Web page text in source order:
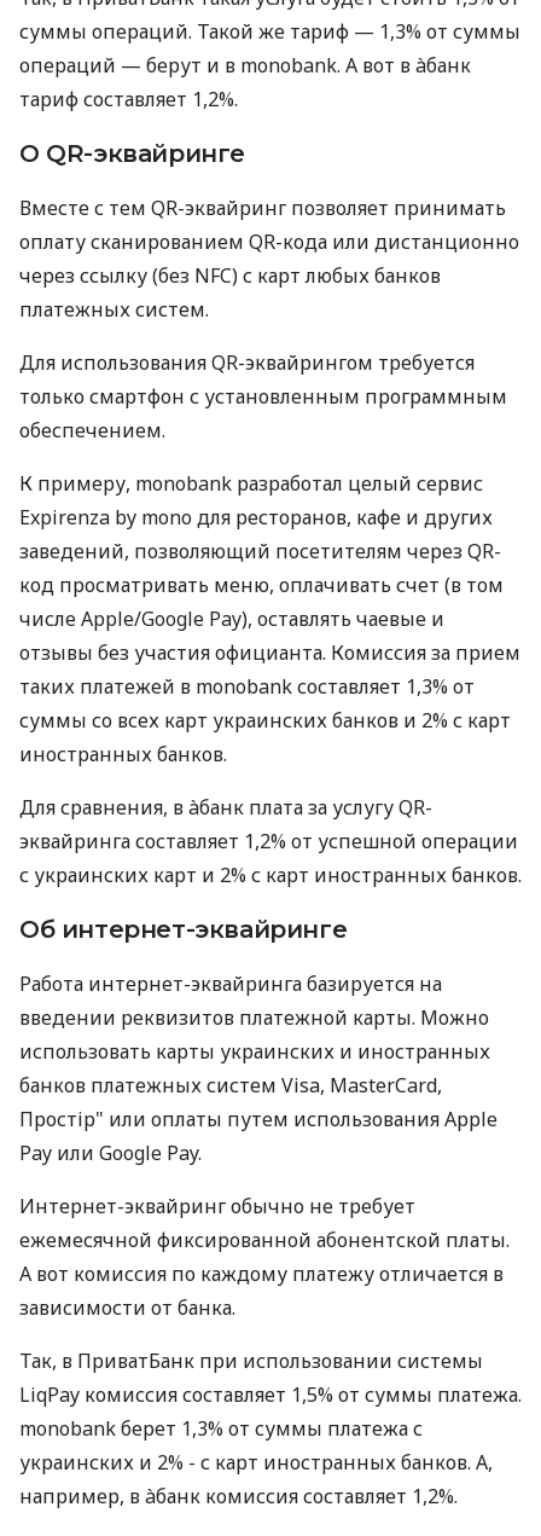
суммы операций. Такой же тариф — 1,3% от суммы
операций — берут и в monobank. А вот в àбанк
тариф составляет 1,2%.
О QR-эквайринге
Вместе с тем QR-эквайринг позволяет принимать
оплату сканированием QR-кода или дистанционно
через ссылку (без NFC) с карт любых банков
платежных систем.
Для использования QR-эквайрингом требуется
только смартфон с установленным программным
обеспечением.
К примеру, monobank разработал целый сервис
Expirenza by mono для ресторанов, кафе и других
заведений, позволяющий посетителям через QR-
код просматривать меню, оплачивать счет (в том
числе Apple/Google Pay), оставлять чаевые и
отзывы без участия официанта. Комиссия за прием
таких платежей в monobank составляет 1,3% от
суммы со всех карт украинских банков и 2% с карт
иностранных банков.
Для сравнения, в àбанк плата за услугу QR-
эквайринга составляет 1,2% от успешной операции
с украинских карт и 2% с карт иностранных банков.
Об интернет-эквайринге
Работа интернет-эквайринга базируется на
введении реквизитов платежной карты. Можно
использовать карты украинских и иностранных
банков платежных систем Visa, MasterCard,
Простір" или оплаты путем использования Apple
Pay или Google Pay.
Интернет-эквайринг обычно не требует
ежемесячной фиксированной абонентской платы.
А вот комиссия по каждому платежу отличается в
зависимости от банка.
Так, в ПриватБанк при использовании системы
LiqPay комиссия составляет 1,5% от суммы платежа.
monobank берет 1,3% от суммы платежа с
украинских и 2% - с карт иностранных банков. А,
например, в àбанк комиссия составляет 1,2%.